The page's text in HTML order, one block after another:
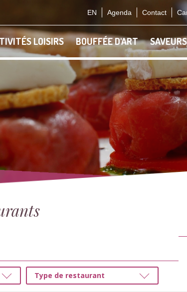
EN Agenda Contact
LOISIRS BOUFFÉE D'ART
Type de restaurant